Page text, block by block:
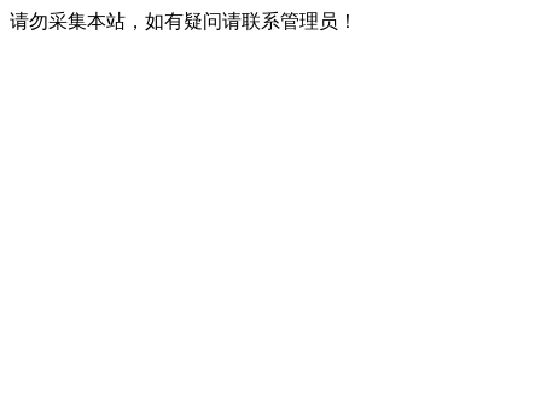
请勿采集本站，如有疑问请联系管理员！